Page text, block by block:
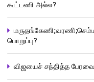
கூட்டணி அல்ல?
பொறுப்பு?
விஜயைச் சந்தித்த பேரவை